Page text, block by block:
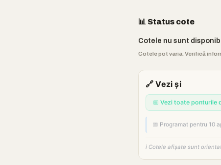
📊 Status cote
Cotele nu sunt
Cotele pot varia. Verifică
🔗 Vezi și
📅 Vezi toate ponturile
📅 Programat pentru 10
ℹ️ Cotele afișate sunt